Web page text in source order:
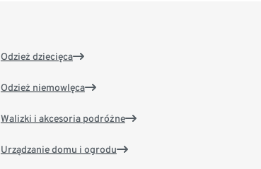
Odzież dziecięca
Odzież niemowlęca
Walizki i akcesoria podróżne
Urządzanie domu i ogrodu